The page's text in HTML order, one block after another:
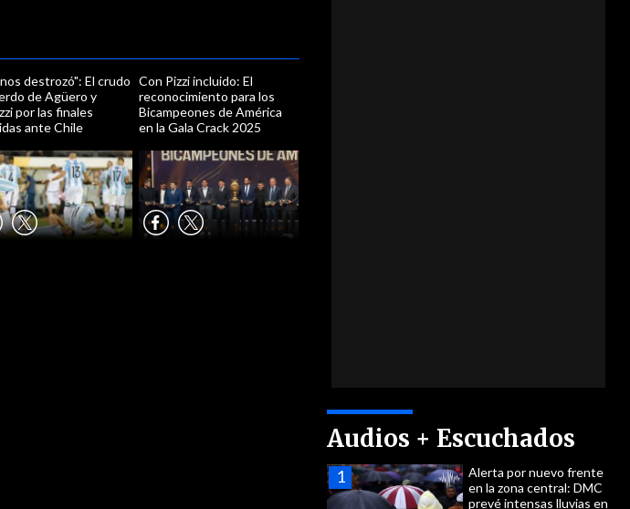
Audios + Escuchados
Alerta por nuevo frente
en la zona central: DMC
prevé intensas lluvias en
destrozó": El crudo
de Agüero y
por las finales
ante Chile
Con Pizzi incluido: El
reconocimiento para los
Bicampeones de América
en la Gala Crack 2025